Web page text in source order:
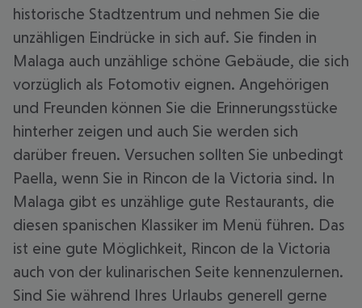
historische Stadtzentrum und nehmen Sie die
unzähligen Eindrücke in sich auf. Sie finden in
Malaga auch unzählige schöne Gebäude, die sich
vorzüglich als Fotomotiv eignen. Angehörigen
und Freunden können Sie die Erinnerungsstücke
hinterher zeigen und auch Sie werden sich
darüber freuen. Versuchen sollten Sie unbedingt
Paella, wenn Sie in Rincon de la Victoria sind. In
Malaga gibt es unzählige gute Restaurants, die
diesen spanischen Klassiker im Menü führen. Das
ist eine gute Möglichkeit, Rincon de la Victoria
auch von der kulinarischen Seite kennenzulernen.
Sind Sie während Ihres Urlaubs generell gerne